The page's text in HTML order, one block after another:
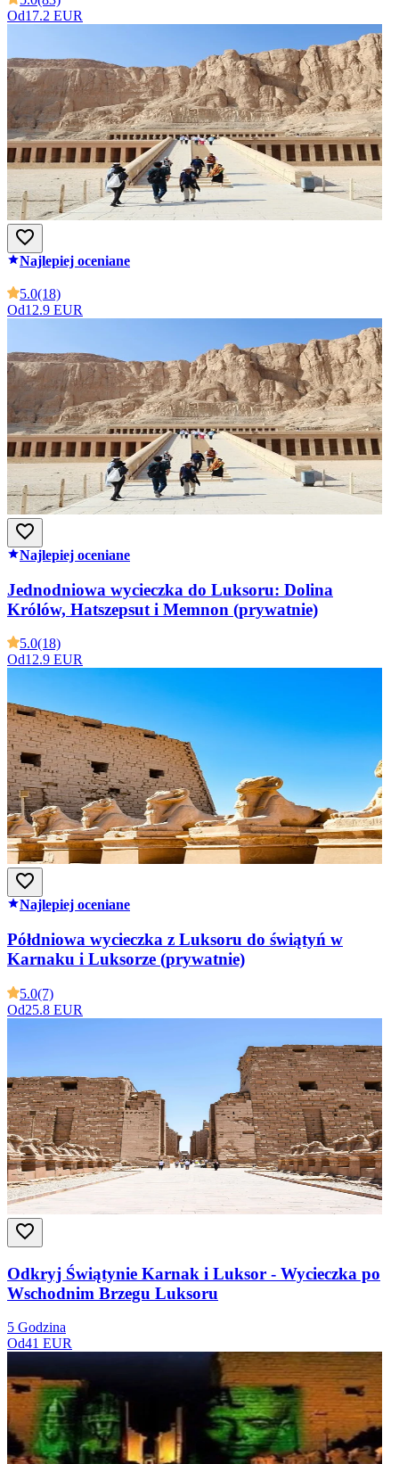
Od17.2 EUR
Najlepiej oceniane
5.0(18)
Od12.9 EUR
Najlepiej oceniane
Jednodniowa wycieczka do Luksoru: Dolina
Królów, Hatszepsut i Memnon (prywatnie)
5.0(18)
Od12.9 EUR
Najlepiej oceniane
Półdniowa wycieczka z Luksoru do świątyń w
Karnaku i Luksorze (prywatnie)
5.0(7)
Od25.8 EUR
Odkryj Świątynie Karnak i Luksor - Wycieczka po
Wschodnim Brzegu Luksoru
5 Godzina
Od41 EUR